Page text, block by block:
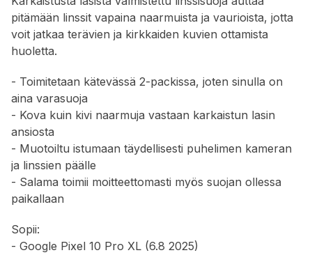
pitämään linssit vapaina naarmuista ja vaurioista, jotta
voit jatkaa terävien ja kirkkaiden kuvien ottamista
huoletta.
- Toimitetaan kätevässä 2-packissa, joten sinulla on
aina varasuoja
- Kova kuin kivi naarmuja vastaan karkaistun lasin
ansiosta
- Muotoiltu istumaan täydellisesti puhelimen kameran
ja linssien päälle
- Salama toimii moitteettomasti myös suojan ollessa
paikallaan
Sopii:
- Google Pixel 10 Pro XL (6.8 2025)